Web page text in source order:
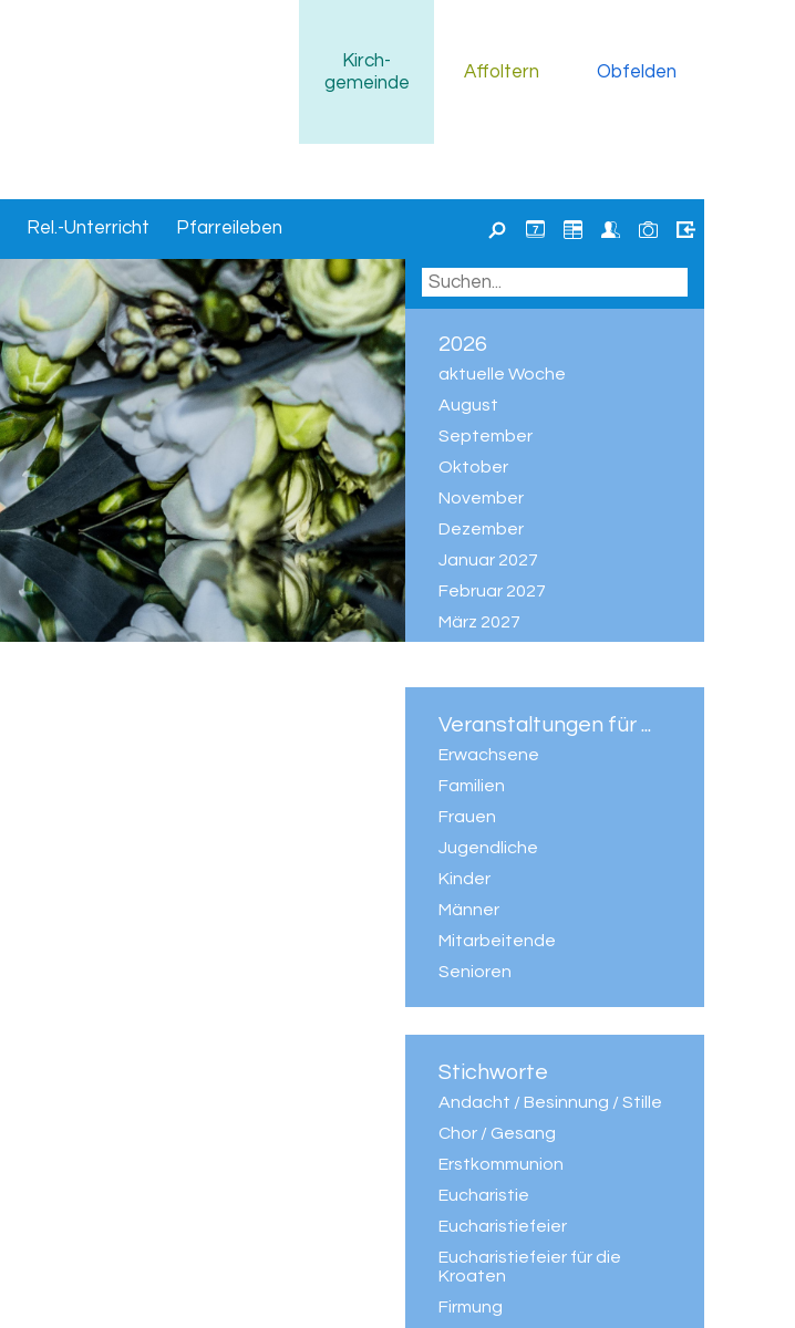
Kirch-
gemeinde
Affoltern Obfelden
7
Rel.-Unterricht Pfarreileben
2026
aktuelle Woche
August
September
Oktober
November
Dezember
Januar 2027
Februar 2027
März 2027
Mai 2027
Juni 2027
Juli 2027
Veranstaltungen für ...
Erwachsene
Familien
Frauen
Jugendliche
Kinder
Männer
Mitarbeitende
Senioren
Stichworte
Andacht / Besinnung / Stille
Chor / Gesang
Erstkommunion
Eucharistie
Eucharistiefeier
Eucharistiefeier für die
Kroaten
Firmung